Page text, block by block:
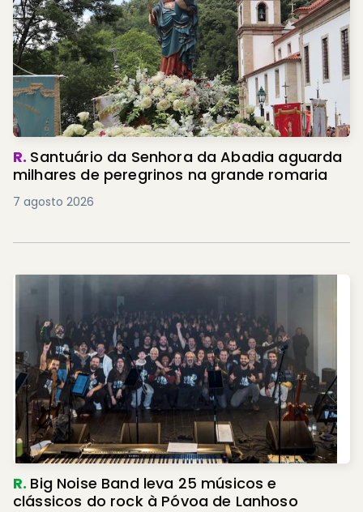
R. Santuário da Senhora da Abadia aguarda
milhares de peregrinos na grande romaria
7 agosto 2026
R. Big Noise Band leva 25 músicos e
clássicos do rock à Póvoa de Lanhoso